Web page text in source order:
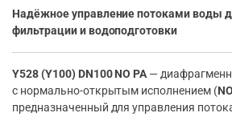
Надёжное управление потоками воды
фильтрации и водоподготовки
Y528 (Y100) DN100 NO PA—
с нормально-открытым исполнением (
предназначенный для управления